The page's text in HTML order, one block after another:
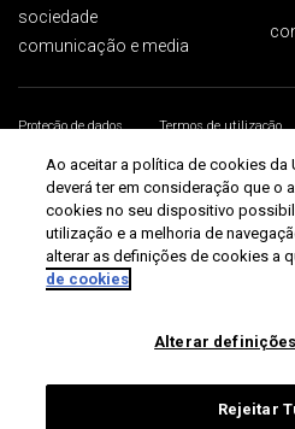
sociedade
comunicação e media
Proteção de dados Termos de utilização
Universidade de Aveiro 2026
Ao aceitar a política de cookies da
deverá ter em consideração que o
cookies no seu dispositivo
utilização e a melhoria de
alterar as definições de cookies a
de cookies
Alterar
Rejeitar